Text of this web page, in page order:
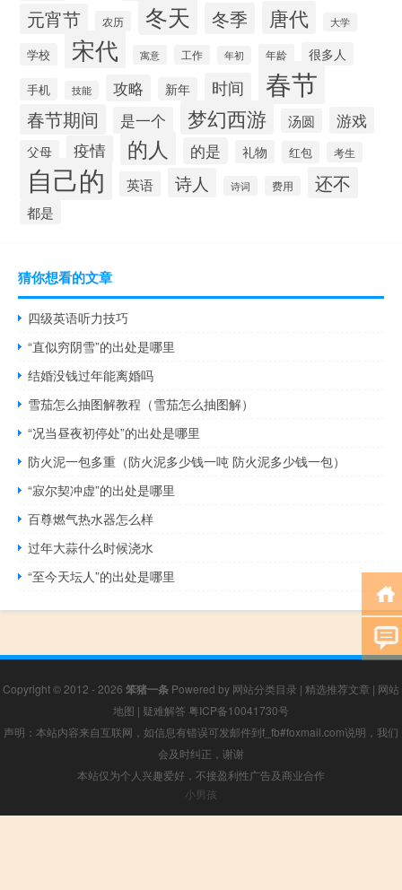
元宵节 农历 冬天 冬季 唐代 大学
学校 宋代 寓意 工作 年初 年龄 很多人
手机 技能 攻略 新年 时间 春节
春节期间 是一个 梦幻西游 汤圆 游戏
父母 疫情 的人 的是 礼物 红包 考生
自己的 英语 诗人 诗词 费用 还不
都是
猜你想看的文章
四级英语听力技巧
“直似穷阴雪”的出处是哪里
结婚没钱过年能离婚吗
雪茄怎么抽图解教程（雪茄怎么抽图解）
“况当昼夜初停处”的出处是哪里
防火泥一包多重（防火泥多少钱一吨 防火泥多少钱一包）
“寂尔契冲虚”的出处是哪里
百尊燃气热水器怎么样
过年大蒜什么时候浇水
“至今天坛人”的出处是哪里
Copyright © 2012 - 2026 笨猪一条 Powered by 网站分类目录 | 精选推荐文章 | 网站
地图 | 疑难解答 粤ICP备10041730号
声明：本站内容来自互联网，如信息有错误可发邮件到f_fb#foxmail.com说明，我们
会及时纠正，谢谢
本站仅为个人兴趣爱好，不接盈利性广告及商业合作
小男孩